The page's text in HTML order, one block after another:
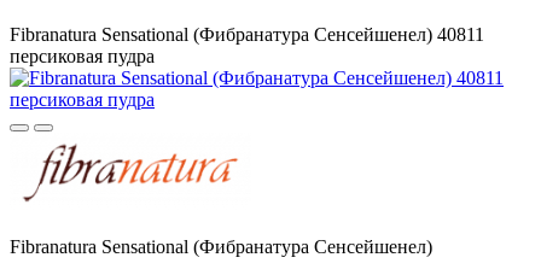
Fibranatura Sensational (Фибранатура Сенсейшенел) 40811
персиковая пудра
Fibranatura Sensational (Фибранатура Сенсейшенел)